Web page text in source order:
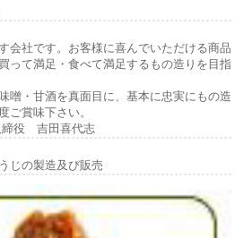
会社です。お客様に喜んでいただける商品
って満足・食べて満足するもの造りを目指
噌・甘酒を真面目に、基本に忠実にもの造
ご賞味下さい。
締役 吉田喜代志
じの製造及び販売